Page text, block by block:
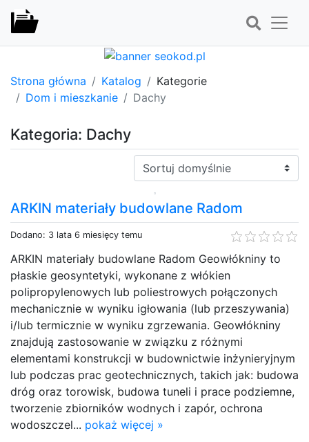
Strona główna Katalog
Kategorie
Dom i mieszkanie
Dachy
Kategoria: Dachy
Sortuj:
ARKIN materiały budowlane Radom
Dodano: 3 lata 6 miesięcy temu
ARKIN materiały budowlane Radom Geowłókniny to
płaskie geosyntetyki, wykonane z włókien
polipropylenowych lub poliestrowych połączonych
mechanicznie w wyniku igłowania (lub przeszywania)
i/lub termicznie w wyniku zgrzewania. Geowłókniny
znajdują zastosowanie w związku z różnymi
elementami konstrukcji w budownictwie inżynieryjnym
lub podczas prac geotechnicznych, takich jak: budowa
dróg oraz torowisk, budowa tuneli i prace podziemne,
tworzenie zbiorników wodnych i zapór, ochrona
wodoszczel... pokaż więcej »